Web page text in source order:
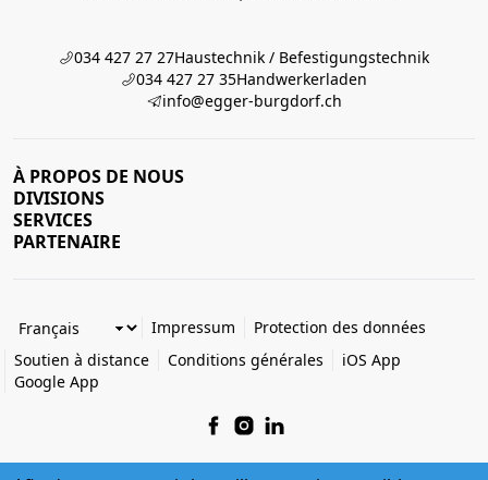
034 427 27 27Haustechnik / Befestigungstechnik
034 427 27 35Handwerkerladen
info@egger-burgdorf.ch
À PROPOS DE NOUS
DIVISIONS
SERVICES
PARTENAIRE
Impressum
Protection des données
Soutien à distance
Conditions générales
iOS App
Google App